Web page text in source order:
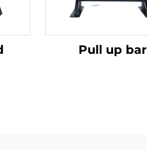
Pull up bar